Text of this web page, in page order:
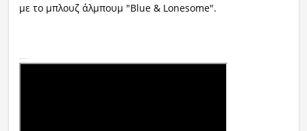
με το μπλουζ άλμπουμ "Blue & Lonesome".